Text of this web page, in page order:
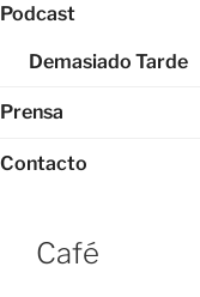
Podcast
Demasiado Tarde
Prensa
Contacto
Café